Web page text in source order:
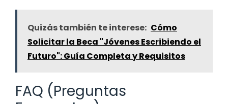
Quizás también te interese: Cómo
Solicitar la Beca "Jóvenes Escribiendo el
Futuro": Guía Completa y Requisitos
FAQ (Preguntas